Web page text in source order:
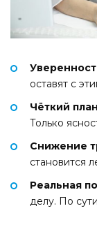
оставят с
Чёткий
Только
Снижение
становится
Реальная
делу. По